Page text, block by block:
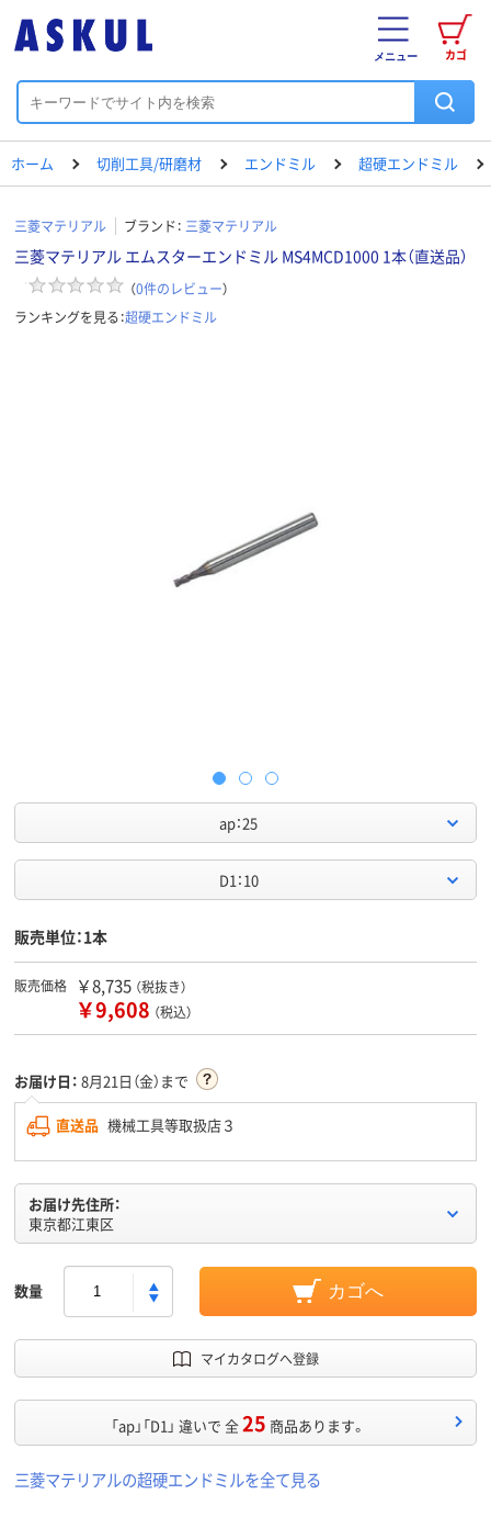
カゴ
メニュー
ホーム 切削工具/研磨材 エンドミル 超硬エンドミル
三菱マテリアル ブランド： 三菱マテリアル
三菱マテリアル エムスターエンドミル MS4MCD1000 1本（直送品）
（0件のレビュー）
ランキングを見る：超硬エンドミル
ap：25
D1：10
販売単位：1本
販売価格 ￥8,735 （税抜き）
￥9,608 （税込）
お届け日： 8月21日（金）まで
直送品 機械工具等取扱店３
お届け先住所：
東京都江東区
数量 カゴへ
マイカタログへ登録
「ap」「D1」 違いで 全25 商品あります。
三菱マテリアルの超硬エンドミルを全て見る